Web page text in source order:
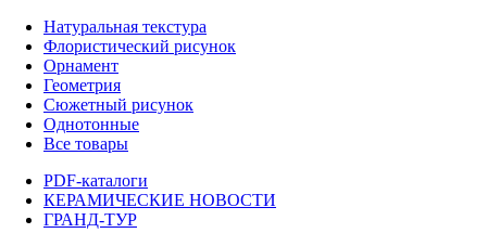
Натуральная текстура
Флористический рисунок
Орнамент
Геометрия
Сюжетный рисунок
Однотонные
Все товары
PDF-каталоги
КЕРАМИЧЕСКИЕ НОВОСТИ
ГРАНД-ТУР